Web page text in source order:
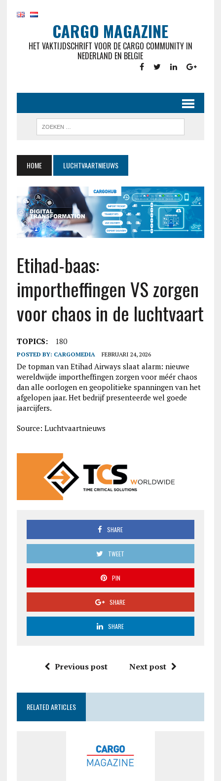
CARGO MAGAZINE
HET VAKTIJDSCHRIFT VOOR DE CARGO COMMUNITY IN
NEDERLAND EN BELGIE
HOME LUCHTVAARTNIEUWS
Etihad-baas:
importheffingen VS zorgen
voor chaos in de luchtvaart
TOPICS: 180
POSTED BY: CARGOMEDIA FEBRUARI 24, 2026
De topman van Etihad Airways slaat alarm: nieuwe
wereldwijde importheffingen zorgen voor méér chaos
dan alle oorlogen en geopolitieke spanningen van het
afgelopen jaar. Het bedrijf presenteerde wel goede
jaarcijfers.
Source: Luchtvaartnieuws
SHARE
TWEET
PIN
SHARE
SHARE
Previous post Next post
RELATED ARTICLES